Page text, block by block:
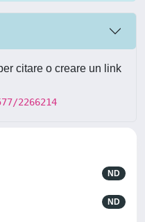
citare o creare un link
2266214
ND
ND